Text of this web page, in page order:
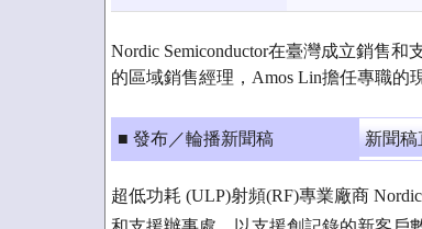
Nordic Semiconductor在臺灣成立銷售和
的區域銷售經理，Amos Lin擔任專職的
■ 發布／輪播新聞稿 新聞稿
超低功耗 (ULP)射頻(RF)專業廠商